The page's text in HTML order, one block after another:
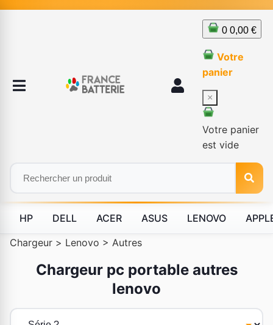
0 0,00 €
Votre
panier
×
Votre panier
est vide
HP DELL ACER ASUS LENOVO
Chargeur > Lenovo > Autres
Chargeur pc portable autres
lenovo